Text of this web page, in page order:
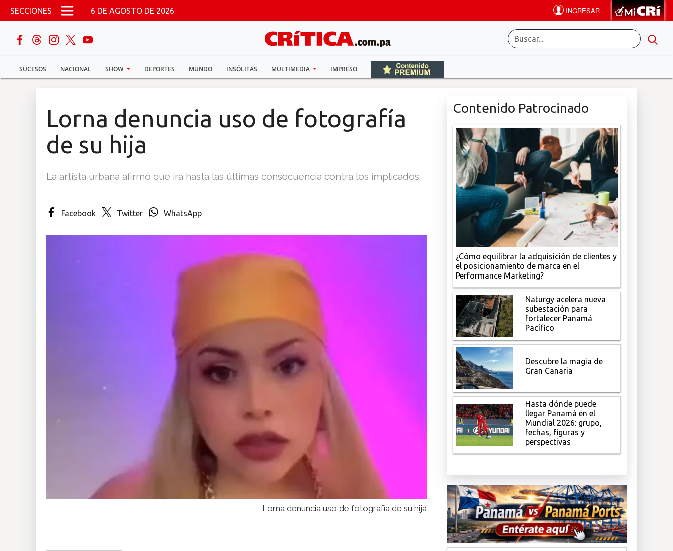
Pasar al contenido principal
SECCIONES 6 DE AGOSTO DE 2026
SUCESOS NACIONAL SHOW DEPORTES MUNDO INSÓLITAS MULTIMEDIA IMPRESO
buscar
Sucesos
Lorna denuncia uso de fotografía
de su hija
La artista urbana afirmó que irá hasta las últimas consecuencia contra los implicados.
Facebook Twitter WhatsApp
Lorna denuncia uso de fotografía de su hija
Contenido Patrocinado
¿Cómo equilibrar la adquisición de clientes y
el posicionamiento de marca en el
Performance Marketing?
Naturgy acelera nueva
subestación para
fortalecer Panamá
Pacífico
Descubre la magia de
Gran Canaria
Hasta dónde puede
llegar Panamá en el
Mundial 2026: grupo,
fechas, figuras y
perspectivas